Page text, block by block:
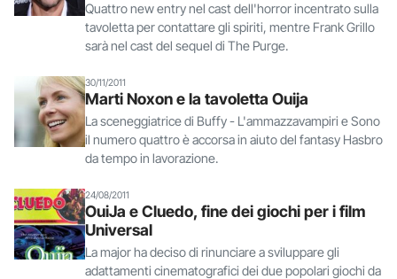
Quattro new entry nel cast dell'horror incentrato sulla
tavoletta per contattare gli spiriti, mentre Frank Grillo
sarà nel cast del sequel di The Purge.
30/11/2011
Marti Noxon e la tavoletta Ouija
La sceneggiatrice di Buffy - L'ammazzavampiri e Sono
il numero quattro è accorsa in aiuto del fantasy Hasbro
da tempo in lavorazione.
24/08/2011
OuiJa e Cluedo, fine dei giochi per i film
Universal
La major ha deciso di rinunciare a sviluppare gli
adattamenti cinematografici dei due popolari giochi da